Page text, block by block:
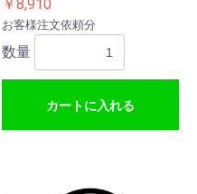
￥8,910
お客様注文依頼分
数量
カートに入れる